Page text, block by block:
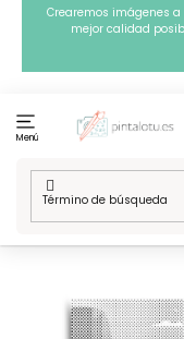
contenido
Crearemos imágenes
mejor calidad
Menú
Inicio
/ Técnicas /
En el valle